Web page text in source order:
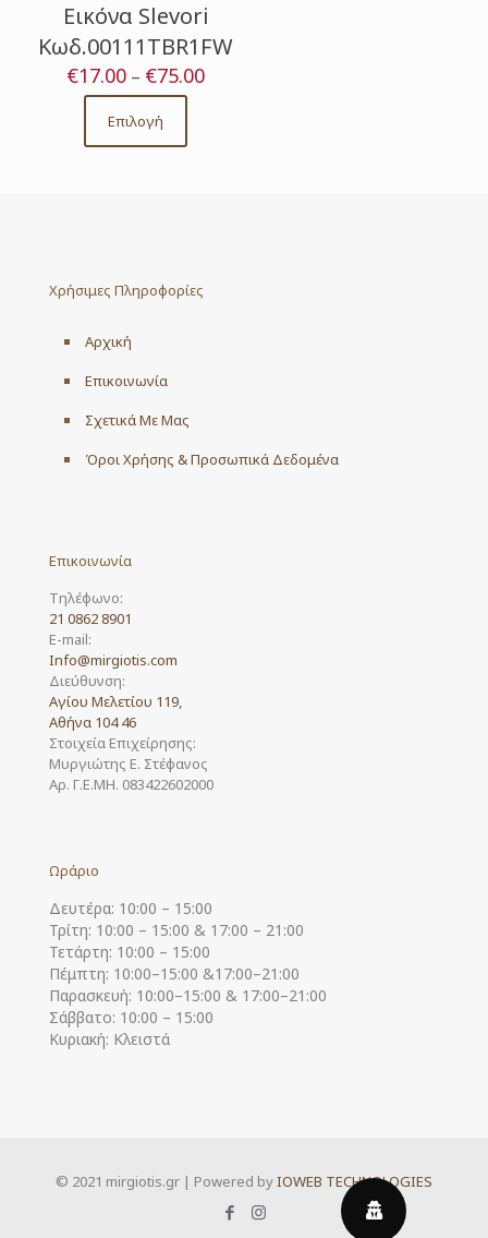
Εικόνα Slevori
Κωδ.00111TBR1FW
€17.00 – €75.00Price
Επιλογή
This
product
be
on
product
Χρήσιμες Πληροφορίες
Αρχική
Επικοινωνία
Σχετικά Με Μας
Όροι Χρήσης & Προσωπικά Δεδομένα
Επικοινωνία
Τηλέφωνο:
21 0862 8901
E-mail:
Info@mirgiotis.com
Διεύθυνση:
Αγίου Μελετίου 119,
Αθήνα 104 46
Στοιχεία Επιχείρησης:
Μυργιώτης Ε. Στέφανος
Αρ. Γ.Ε.ΜΗ. 083422602000
Ωράριο
Δευτέρα: 10:00 – 15:00
Τρίτη: 10:00 – 15:00 & 17:00 – 21:00
Τετάρτη: 10:00 – 15:00
Πέμπτη: 10:00–15:00 &17:00–21:00
Παρασκευή: 10:00–15:00 & 17:00–21:00
Σάββατο: 10:00 – 15:00
Κυριακή: Κλειστά
© 2021 mirgiotis.gr | Powered byIOWEB TECHNOLOGIES